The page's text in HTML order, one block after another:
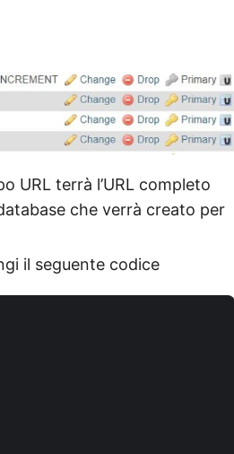
URL terrà l’URL completo
che verrà creato per
il seguente codice